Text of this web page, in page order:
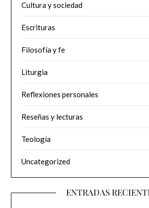
Cultura y sociedad
Escrituras
Filosofía y fe
Liturgia
Reflexiones personales
Reseñas y lecturas
Teología
Uncategorized
ENTRADAS